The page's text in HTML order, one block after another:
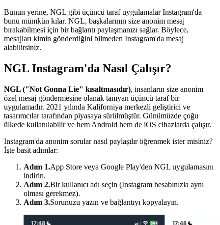
Bunun yerine, NGL gibi üçüncü taraf uygulamalar Instagram'da
bunu mümkün kılar. NGL, başkalarının size anonim mesaj
bırakabilmesi için bir bağlantı paylaşmanızı sağlar. Böylece,
mesajları kimin gönderdiğini bilmeden Instagram'da mesaj
alabilirsiniz.
NGL Instagram'da Nasıl Çalışır?
NGL ("Not Gonna Lie" kısaltmasıdır), insanların size anonim
özel mesaj göndermesine olanak tanıyan üçüncü taraf bir
uygulamadır. 2021 yılında Kaliforniya merkezli geliştirici ve
tasarımcılar tarafından piyasaya sürülmüştür. Günümüzde çoğu
ülkede kullanılabilir ve hem Android hem de iOS cihazlarda çalışır.
Instagram'da anonim sorular nasıl paylaşılır öğrenmek ister misiniz?
İşte basit adımlar:
Adım 1.App Store veya Google Play'den NGL uygulamasını
indirin.
Adım 2.Bir kullanıcı adı seçin (Instagram hesabınızla aynı
olması gerekmez).
Adım 3.Sorunuzu yazın ve bağlantıyı kopyalayın.